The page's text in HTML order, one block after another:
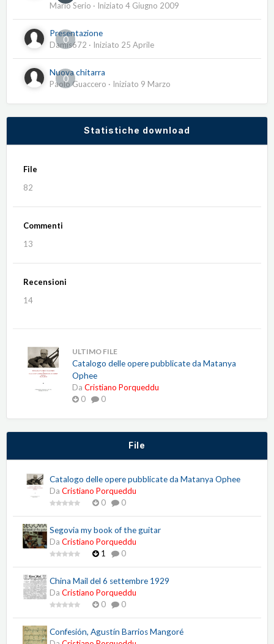
Mario Serio · Iniziato 4 Giugno 2009
0
Presentazione
Damis672 · Iniziato 25 Aprile
0
Nuova chitarra
Paolo Guaccero · Iniziato 9 Marzo
Statistiche download
File
82
Commenti
13
Recensioni
14
ULTIMO FILE
Catalogo delle opere pubblicate da Matanya
Ophee
Da Cristiano Porqueddu
0
0
File
Catalogo delle opere pubblicate da Matanya Ophee
Da Cristiano Porqueddu
0
0
Segovia my book of the guitar
Da Cristiano Porqueddu
1
0
China Mail del 6 settembre 1929
Da Cristiano Porqueddu
0
0
Confesión, Agustín Barrios Mangoré